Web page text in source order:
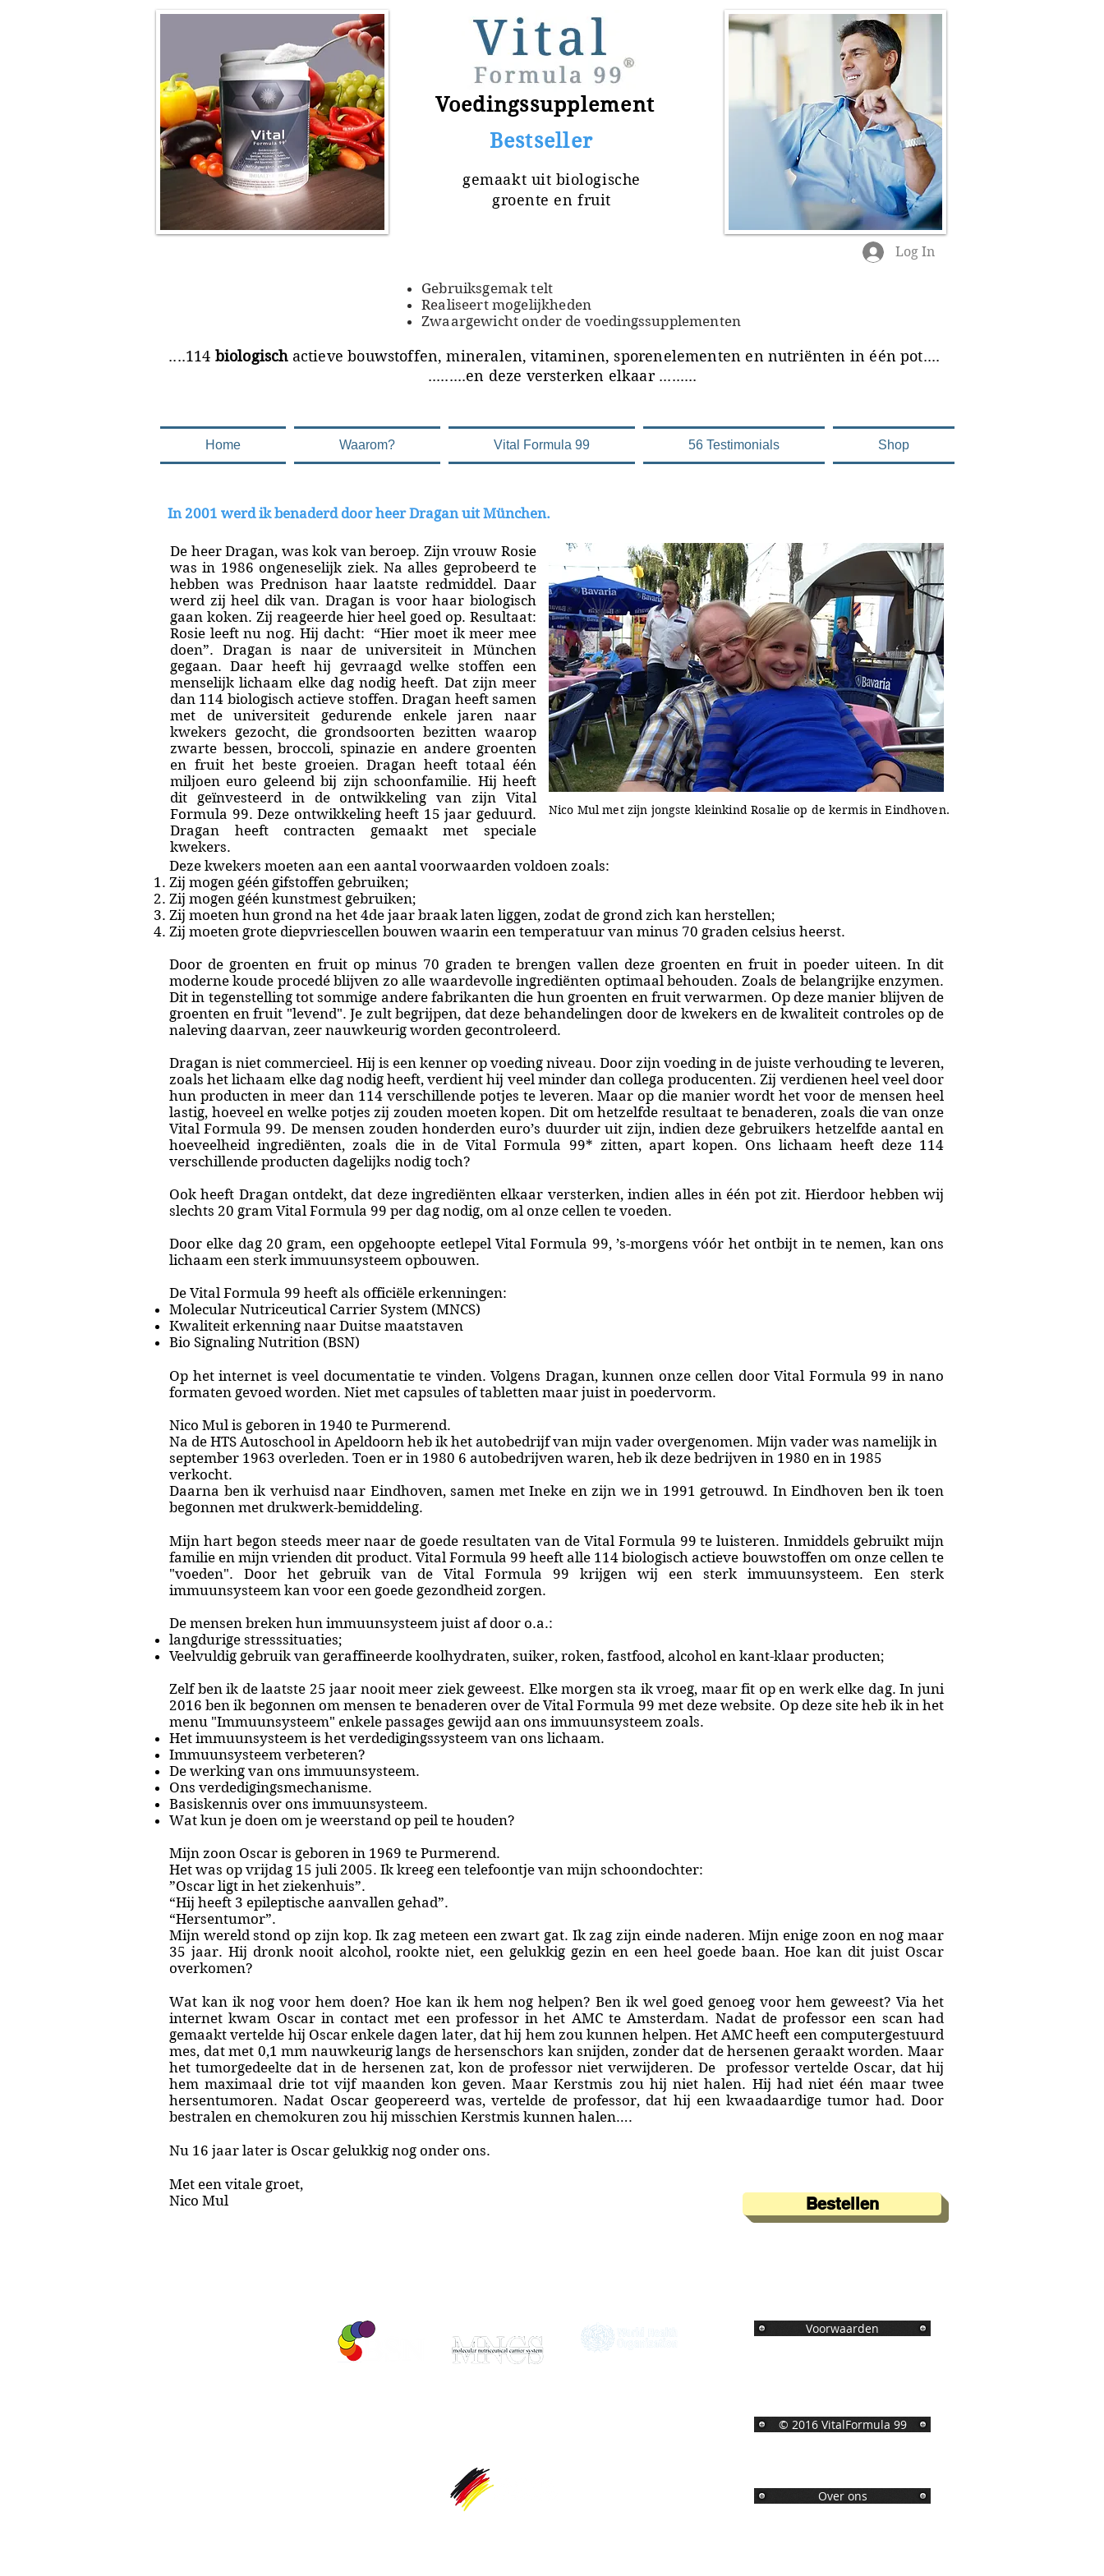
Voedingssupplement
​ Bestseller
gemaakt uit biologische
groente en fruit
Log In
Gebruiksgemak telt
Realiseert mogelijkheden
Zwaargewicht onder de voedingssupplementen
....114 biologisch actieve bouwstoffen, mineralen, vitaminen, sporenelementen en nutriënten in één pot....
.........en deze versterken elkaar .........
Home Waarom? Vital Formula 99 56 Testimonials Shop
In 2001 werd ik benaderd door heer Dragan uit München.
De heer Dragan, was kok van beroep. Zijn vrouw Rosie
was in 1986 ongeneselijk ziek. Na alles geprobeerd te
hebben was Prednison haar laatste redmiddel. Daar
werd zij heel dik van. Dragan is voor haar biologisch
gaan koken. Zij reageerde hier heel goed op. Resultaat:
Rosie leeft nu nog. Hij dacht: “Hier moet ik meer mee
doen”. Dragan is naar de universiteit in München
gegaan. Daar heeft hij gevraagd welke stoffen een
menselijk lichaam elke dag nodig heeft. Dat zijn meer
dan 114 biologisch actieve stoffen. Dragan heeft samen
met de universiteit gedurende enkele jaren naar
kwekers gezocht, die grondsoorten bezitten waarop
zwarte bessen, broccoli, spinazie en andere groenten
en fruit het beste groeien. Dragan heeft totaal één
miljoen euro geleend bij zijn schoonfamilie. Hij heeft
dit geïnvesteerd in de ontwikkeling van zijn Vital
Formula 99. Deze ontwikkeling heeft 15 jaar geduurd.
Dragan heeft contracten gemaakt met speciale
kwekers.
Nico Mul met zijn jongste kleinkind Rosalie op de kermis in Eindhoven.
Deze kwekers moeten aan een aantal voorwaarden voldoen zoals:
Zij mogen géén gifstoffen gebruiken;
Zij mogen géén kunstmest gebruiken;
Zij moeten hun grond na het 4de jaar braak laten liggen, zodat de grond zich kan herstellen;
Zij moeten grote diepvriescellen bouwen waarin een temperatuur van minus 70 graden celsius heerst.
Door de groenten en fruit op minus 70 graden te brengen vallen deze groenten en fruit in poeder uiteen. In dit
moderne koude procedé blijven zo alle waardevolle ingrediënten optimaal behouden. Zoals de belangrijke enzymen.
Dit in tegenstelling tot sommige andere fabrikanten die hun groenten en fruit verwarmen. Op deze manier blijven de
groenten en fruit "levend". Je zult begrijpen, dat deze behandelingen door de kwekers en de kwaliteit controles op de
naleving daarvan, zeer nauwkeurig worden gecontroleerd.
Dragan is niet commercieel. Hij is een kenner op voeding niveau. Door zijn voeding in de juiste verhouding te leveren,
zoals het lichaam elke dag nodig heeft, verdient hij veel minder dan collega producenten. Zij verdienen heel veel door
hun producten in meer dan 114 verschillende potjes te leveren. Maar op die manier wordt het voor de mensen heel
lastig, hoeveel en welke potjes zij zouden moeten kopen. Dit om hetzelfde resultaat te benaderen, zoals die van onze
Vital Formula 99. De mensen zouden honderden euro’s duurder uit zijn, indien deze gebruikers hetzelfde aantal en
hoeveelheid ingrediënten, zoals die in de Vital Formula 99* zitten, apart kopen. Ons lichaam heeft deze 114
verschillende producten dagelijks nodig toch?
Ook heeft Dragan ontdekt, dat deze ingrediënten elkaar versterken, indien alles in één pot zit. Hierdoor hebben wij
slechts 20 gram Vital Formula 99 per dag nodig, om al onze cellen te voeden.
Door elke dag 20 gram, een opgehoopte eetlepel Vital Formula 99, ’s-morgens vóór het ontbijt in te nemen, kan ons
lichaam een sterk immuunsysteem opbouwen.
De Vital Formula 99 heeft als officiële erkenningen:
Molecular Nutriceutical Carrier System (MNCS)
Kwaliteit erkenning naar Duitse maatstaven
Bio Signaling Nutrition (BSN)
Op het internet is veel documentatie te vinden. Volgens Dragan, kunnen onze cellen door Vital Formula 99 in nano
formaten gevoed worden. Niet met capsules of tabletten maar juist in poedervorm.
Nico Mul is geboren in 1940 te Purmerend.
Na de HTS Autoschool in Apeldoorn heb ik het autobedrijf van mijn vader overgenomen. Mijn vader was namelijk in
september 1963 overleden. Toen er in 1980 6 autobedrijven waren, heb ik deze bedrijven in 1980 en in 1985
verkocht.
Daarna ben ik verhuisd naar Eindhoven, samen met Ineke en zijn we in 1991 getrouwd. In Eindhoven ben ik toen
begonnen met drukwerk-bemiddeling.
Mijn hart begon steeds meer naar de goede resultaten van de Vital Formula 99 te luisteren. Inmiddels gebruikt mijn
familie en mijn vrienden dit product. Vital Formula 99 heeft alle 114 biologisch actieve bouwstoffen om onze cellen te
"voeden". Door het gebruik van de Vital Formula 99 krijgen wij een sterk immuunsysteem. Een sterk
immuunsysteem kan voor een goede gezondheid zorgen.
De mensen breken hun immuunsysteem juist af door o.a.:
langdurige stresssituaties;
Veelvuldig gebruik van geraffineerde koolhydraten, suiker, roken, fastfood, alcohol en kant-klaar producten;
Zelf ben ik de laatste 25 jaar nooit meer ziek geweest. Elke morgen sta ik vroeg, maar fit op en werk elke dag. In juni
2016 ben ik begonnen om mensen te benaderen over de Vital Formula 99 met deze website. Op deze site heb ik in het
menu "Immuunsysteem" enkele passages gewijd aan ons immuunsysteem zoals.
Het immuunsysteem is het verdedigingssysteem van ons lichaam.
Immuunsysteem verbeteren?
De werking van ons immuunsysteem.
Ons verdedigingsmechanisme.
Basiskennis over ons immuunsysteem.
Wat kun je doen om je weerstand op peil te houden?
Mijn zoon Oscar is geboren in 1969 te Purmerend.
Het was op vrijdag 15 juli 2005. Ik kreeg een telefoontje van mijn schoondochter:
”Oscar ligt in het ziekenhuis”.
“Hij heeft 3 epileptische aanvallen gehad”.
“Hersentumor”.
Mijn wereld stond op zijn kop. Ik zag meteen een zwart gat. Ik zag zijn einde naderen. Mijn enige zoon en nog maar
35 jaar. Hij dronk nooit alcohol, rookte niet, een gelukkig gezin en een heel goede baan. Hoe kan dit juist Oscar
overkomen?
Wat kan ik nog voor hem doen? Hoe kan ik hem nog helpen? Ben ik wel goed genoeg voor hem geweest? Via het
internet kwam Oscar in contact met een professor in het AMC te Amsterdam. Nadat de professor een scan had
gemaakt vertelde hij Oscar enkele dagen later, dat hij hem zou kunnen helpen. Het AMC heeft een computergestuurd
mes, dat met 0,1 mm nauwkeurig langs de hersenschors kan snijden, zonder dat de hersenen geraakt worden. Maar
het tumorgedeelte dat in de hersenen zat, kon de professor niet verwijderen. De professor vertelde Oscar, dat hij
hem maximaal drie tot vijf maanden kon geven. Maar Kerstmis zou hij niet halen. Hij had niet één maar twee
hersentumoren. Nadat Oscar geopereerd was, vertelde de professor, dat hij een kwaadaardige tumor had. Door
bestralen en chemokuren zou hij misschien Kerstmis kunnen halen….
Nu 16 jaar later is Oscar gelukkig nog onder ons.
Met een vitale groet,
Nico Mul
Bestellen
Voorwaarden
© 2016 VitalFormula 99
Over ons